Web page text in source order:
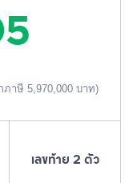
าษี 5,970,000 บาท)
เลขท้าย 2 ตัว